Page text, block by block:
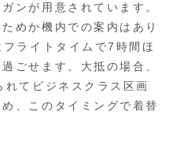
ンが用意されています。
めか機内での案内はあり
ライトタイムで7時間ほ
ごせます。大抵の場合、
てビジネスクラス区画
、このタイミングで着替